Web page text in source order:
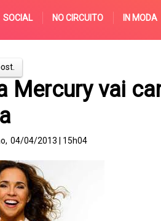
SOCIAL NO CIRCUITO IN MODA
Mercury vai
04/04/2013 | 15h04